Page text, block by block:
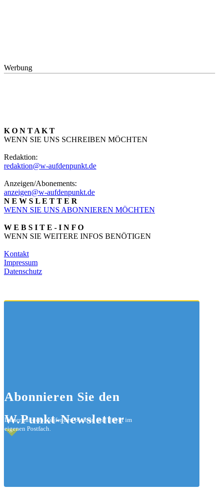
Werbung
K O N T A K T
WENN SIE UNS SCHREIBEN MÖCHTEN
Redaktion:
redaktion@w-aufdenpunkt.de
Anzeigen/Abonements:
anzeigen@w-aufdenpunkt.de
N E W S L E T T E R
WENN SIE UNS ABONNIEREN MÖCHTEN
W E B S I T E - I N F O
WENN SIE WEITERE INFOS BENÖTIGEN
Kontakt
Impressum
Datenschutz
Abonnieren Sie den
W.Punkt-Newsletter
Immer auf dem Laufenden bleiben und direkt im
eigenen Postfach.